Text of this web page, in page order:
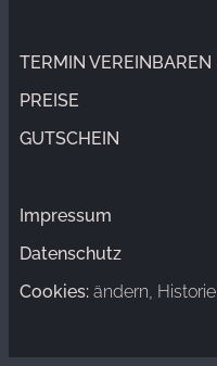
TERMIN VEREINBAREN
PREISE
GUTSCHEIN
Impressum
Datenschutz
Cookies: ändern Historie